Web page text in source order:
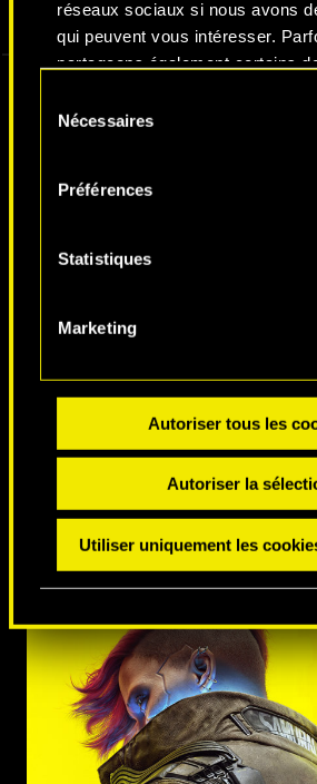
réseaux sociaux si nous avons
qui peuvent vous intéresser.
partageons également certains
optionnels ne seront appliqués
Vous pouvez consulter tous les
préférences dans le menu
Nécessaires
Préférences
Statistiques
Marketing
Autoriser tous les
Autoriser la
Utiliser uniquement les
VIDÉOS CAPTURES D'ÉCRAN
1sur7